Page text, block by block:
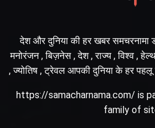
देश और दुनिया की हर खबर समचरनामा
मनोरंजन , बिज़नेस , देश , राज्य , विश्व ,
, ज्योतिष , ट्रेवल आपकी दुनिया के हर
https://samacharnama.com/ is
family of